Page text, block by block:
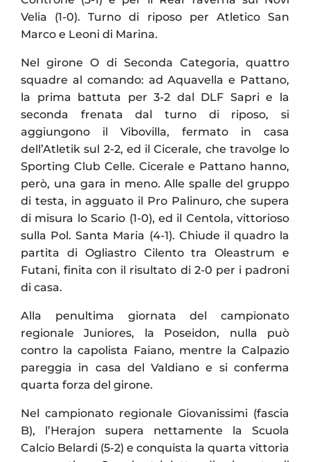
Velia (1-0). Turno di riposo per Atletico San
Marco e Leoni di Marina.
Nel girone O di Seconda Categoria, quattro
squadre al comando: ad Aquavella e Pattano,
la prima battuta per 3-2 dal DLF Sapri e la
seconda frenata dal turno di riposo, si
aggiungono il Vibovilla, fermato in casa
dell’Atletik sul 2-2, ed il Cicerale, che travolge lo
Sporting Club Celle. Cicerale e Pattano hanno,
però, una gara in meno. Alle spalle del gruppo
di testa, in agguato il Pro Palinuro, che supera
di misura lo Scario (1-0), ed il Centola, vittorioso
sulla Pol. Santa Maria (4-1). Chiude il quadro la
partita di Ogliastro Cilento tra Oleastrum e
Futani, finita con il risultato di 2-0 per i padroni
di casa.
Alla penultima giornata del campionato
regionale Juniores, la Poseidon, nulla può
contro la capolista Faiano, mentre la Calpazio
pareggia in casa del Valdiano e si conferma
quarta forza del girone.
Nel campionato regionale Giovanissimi (fascia
B), l’Herajon supera nettamente la Scuola
Calcio Belardi (5-2) e conquista la quarta vittoria